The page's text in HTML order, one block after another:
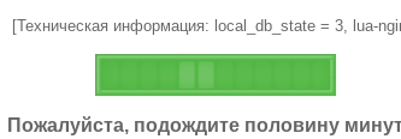
[Техническая информация: local_db_state = 3, lua-
Пожалуйста, подождите половину